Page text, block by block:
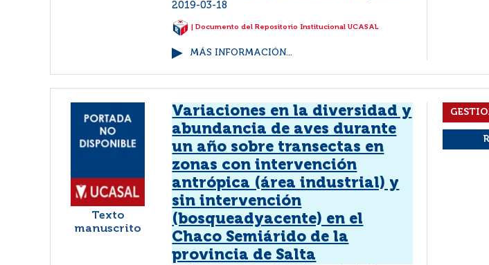
2019-03-18
| Documento del Repositorio Institucional UCASAL
MÁS INFORMACIÓN...
Texto
manuscrito
Variaciones en la diversidad y
abundancia de aves durante
un año sobre transectas en
zonas con intervención
antrópica (área industrial) y
sin intervención
(bosqueadyacente) en el
Chaco Semiárido de la
provincia de Salta